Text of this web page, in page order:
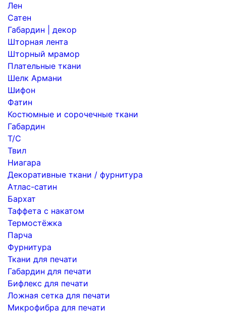
Лен
Сатен
Габардин | декор
Шторная лента
Шторный мрамор
Плательные ткани
Шелк Армани
Шифон
Фатин
Костюмные и сорочечные ткани
Габардин
Т/С
Твил
Ниагара
Декоративные ткани / фурнитура
Атлас-сатин
Бархат
Таффета с накатом
Термостёжка
Парча
Фурнитура
Ткани для печати
Габардин для печати
Бифлекс для печати
Ложная сетка для печати
Микрофибра для печати